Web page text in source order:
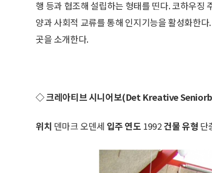
행 등과 협조해 설립하는 형태를 띤다. 코하우징
양과 사회적 교류를 통해 인지기능을 활성화한
곳을 소개한다.
◇ 크레아티브 시니어보(Det Kreative
위치 덴마크 오덴세 입주 연도 1992건물 유형 단